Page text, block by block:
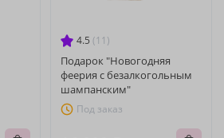
4.5 (11)
Подарок "Новогодняя
феерия с безалкогольным
шампанским"
Под заказ